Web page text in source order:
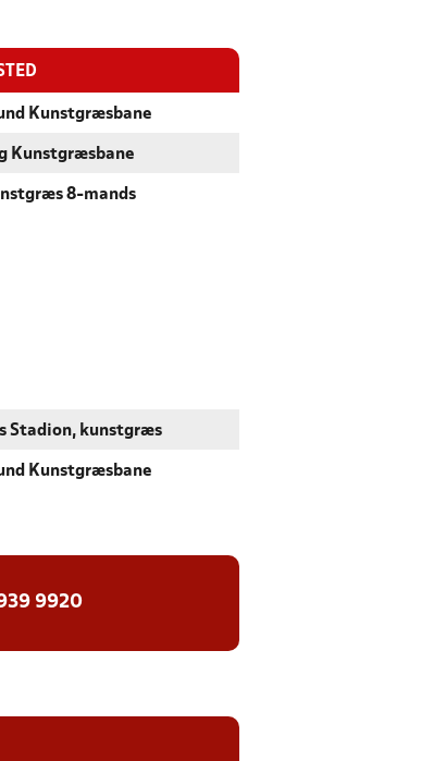
Kunstgræsbane
Kunstgræsbane
8-mands
Stadion, kunstgræs
Kunstgræsbane
9920